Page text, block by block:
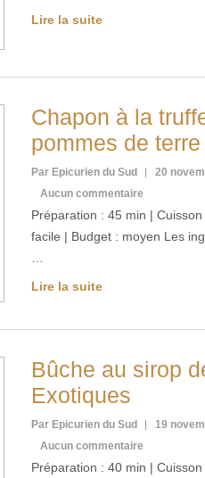
Lire la suite
Chapon à la
pommes de
Par Epicurien du Sud
20
Aucun commentaire
Préparation : 45 min |
facile | Budget : moyen Les
Lire la suite
Bûche au sirop
Exotiques
Par Epicurien du Sud
19
Aucun commentaire
Préparation : 40 min |